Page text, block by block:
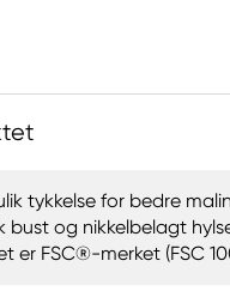
tykkelse for bedre
bust og nikkelbelagt
er FSC®-merket (FSC